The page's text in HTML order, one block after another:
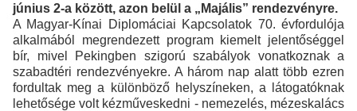
június 2-a között, azon belül a „Majális” rendezvényre.
A Magyar-Kínai Diplomáciai Kapcsolatok 70. évfordulója
alkalmából megrendezett program kiemelt jelentőséggel
bír, mivel Pekingben szigorú szabályok vonatkoznak a
szabadtéri rendezvényekre. A három nap alatt több ezren
fordultak meg a különböző helyszíneken, a látogatóknak
lehetősége volt kézműveskedni - nemezelés, mézeskalács